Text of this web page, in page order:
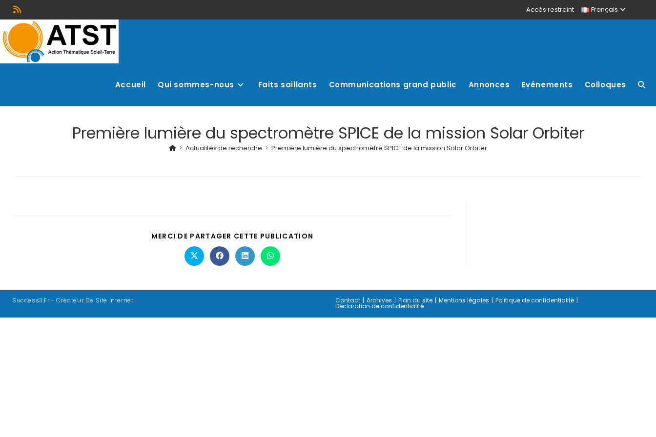
Accès restreint Français
Accueil Qui sommes-nous Faits saillants Communications grand public Annonces Evénements Colloques
Première lumière du spectromètre SPICE de la mission Solar Orbiter
> Actualités de recherche > Première lumière du spectromètre SPICE de la mission Solar Orbiter
MERCI DE PARTAGER CETTE PUBLICATION
Contact Archives Plan du site Mentions légales Politique de confidentialité
Déclaration de confidentialité
Success3.fr - Créateur De Site Internet